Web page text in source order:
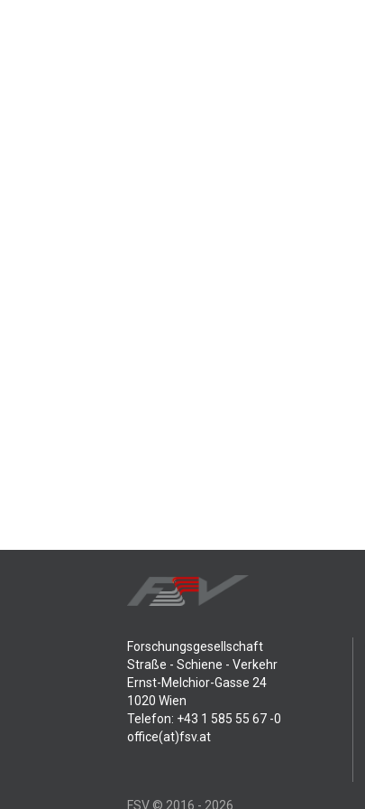
Forschungsgesellschaft
Straße - Schiene - Verkehr
Ernst-Melchior-Gasse 24
1020 Wien
Telefon: +43 1 585 55 67 -0
office(at)fsv.at
FSV © 2016 - 2026